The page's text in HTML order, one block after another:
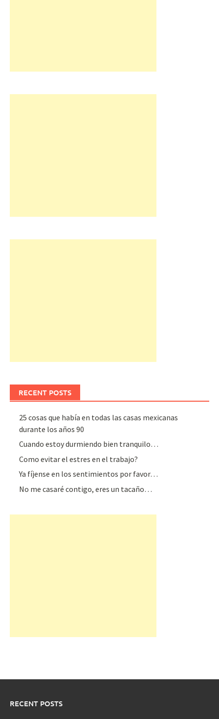
RECENT POSTS
25 cosas que había en todas las casas mexicanas
durante los años 90
Cuando estoy durmiendo bien tranquilo…
Como evitar el estres en el trabajo?
Ya fíjense en los sentimientos por favor…
No me casaré contigo, eres un tacaño…
RECENT POSTS